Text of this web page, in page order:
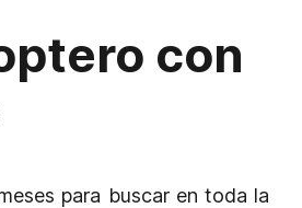
con
para buscar en toda la